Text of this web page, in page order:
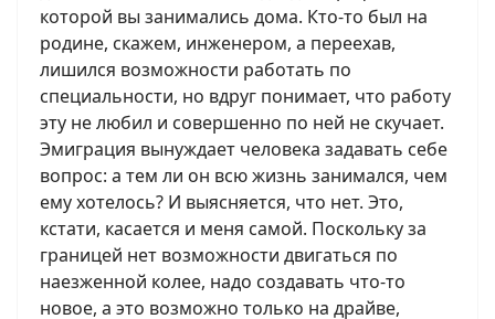
которой вы занимались дома. Кто-то был на
родине, скажем, инженером, а переехав,
лишился возможности работать по
специальности, но вдруг понимает, что работу
эту не любил и совершенно по ней не скучает.
Эмиграция вынуждает человека задавать себе
вопрос: а тем ли он всю жизнь занимался, чем
ему хотелось? И выясняется, что нет. Это,
кстати, касается и меня самой. Поскольку за
границей нет возможности двигаться по
наезженной колее, надо создавать что-то
новое, а это возможно только на драйве,